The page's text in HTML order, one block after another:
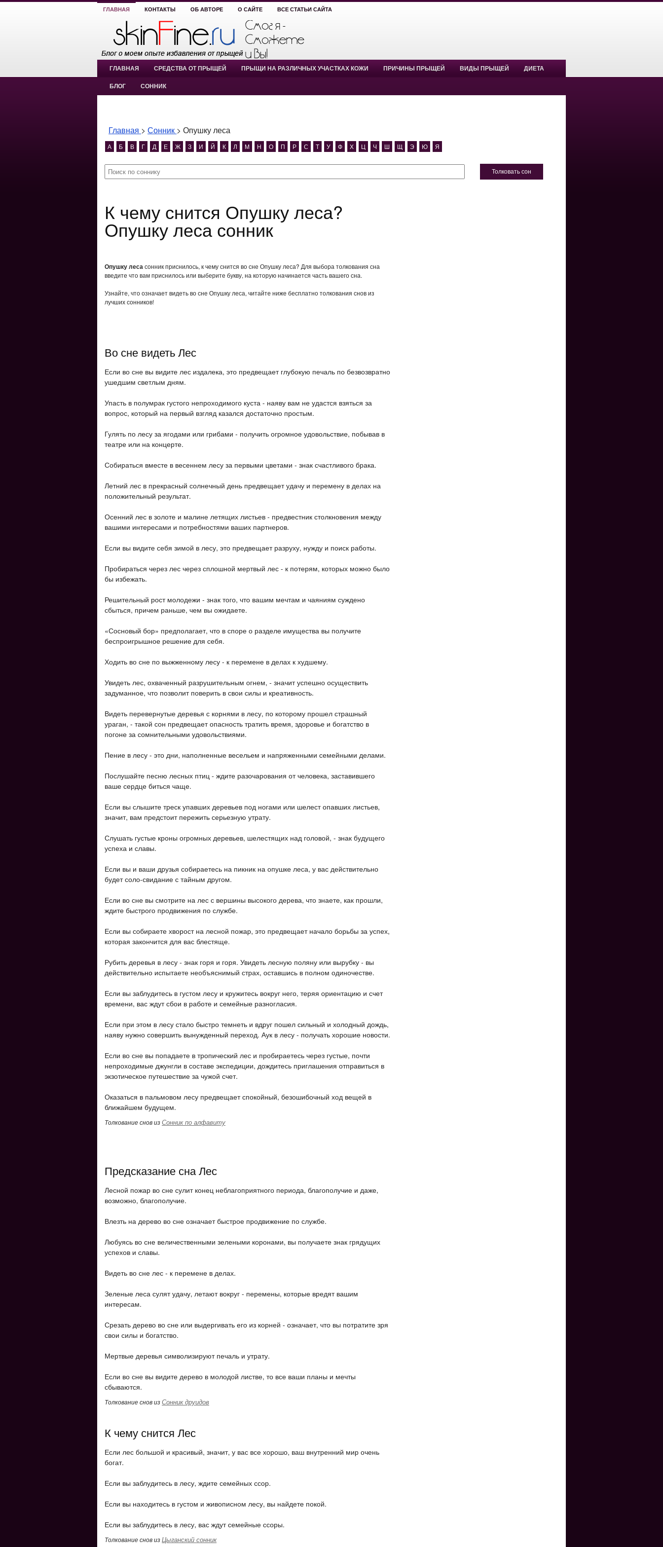
ГЛАВНАЯ КОНТАКТЫ ОБ АВТОРЕ О САЙТЕ ВСЕ СТАТЬИ САЙТА
ГЛАВНАЯ СРЕДСТВА ОТ ПРЫЩЕЙ ПРЫЩИ НА РАЗЛИЧНЫХ УЧАСТКАХ КОЖИ ПРИЧИНЫ ПРЫЩЕЙ ВИДЫ ПРЫЩЕЙ ДИЕТА
БЛОГ СОННИК
Главная > Сонник > Опушку леса
А Б В Г Д Е Ж З И Й К Л М Н О П Р С Т У Ф Х Ц Ч Ш Щ Э Ю Я
Толковать сон
К чему снится Опушку леса?
Опушку леса сонник
Опушку лесасонник приснилось, к чему снится во сне Опушку леса? Для выбора толкования сна
введите что вам приснилось или выберите букву, на которую начинается часть вашего сна.
Узнайте, что означает видеть во сне Опушку леса, читайте ниже бесплатно толкования снов из
лучших сонников!
Во сне видеть Лес
Если во сне вы видите лес издалека, это предвещает глубокую печаль по безвозвратно
ушедшим светлым дням.
Упасть в полумрак густого непроходимого куста - наяву вам не удастся взяться за
вопрос, который на первый взгляд казался достаточно простым.
Гулять по лесу за ягодами или грибами - получить огромное удовольствие, побывав в
театре или на концерте.
Собираться вместе в весеннем лесу за первыми цветами - знак счастливого брака.
Летний лес в прекрасный солнечный день предвещает удачу и перемену в делах на
положительный результат.
Осенний лес в золоте и малине летящих листьев - предвестник столкновения между
вашими интересами и потребностями ваших партнеров.
Если вы видите себя зимой в лесу, это предвещает разруху, нужду и поиск работы.
Пробираться через лес через сплошной мертвый лес - к потерям, которых можно было
бы избежать.
Решительный рост молодежи - знак того, что вашим мечтам и чаяниям суждено
сбыться, причем раньше, чем вы ожидаете.
«Сосновый бор» предполагает, что в споре о разделе имущества вы получите
беспроигрышное решение для себя.
Ходить во сне по выжженному лесу - к перемене в делах к худшему.
Увидеть лес, охваченный разрушительным огнем, - значит успешно осуществить
задуманное, что позволит поверить в свои силы и креативность.
Видеть перевернутые деревья с корнями в лесу, по которому прошел страшный
ураган, - такой сон предвещает опасность тратить время, здоровье и богатство в
погоне за сомнительными удовольствиями.
Пение в лесу - это дни, наполненные весельем и напряженными семейными делами.
Послушайте песню лесных птиц - ждите разочарования от человека, заставившего
ваше сердце биться чаще.
Если вы слышите треск упавших деревьев под ногами или шелест опавших листьев,
значит, вам предстоит пережить серьезную утрату.
Слушать густые кроны огромных деревьев, шелестящих над головой, - знак будущего
успеха и славы.
Если вы и ваши друзья собираетесь на пикник на опушке леса, у вас действительно
будет соло-свидание с тайным другом.
Если во сне вы смотрите на лес с вершины высокого дерева, что знаете, как прошли,
ждите быстрого продвижения по службе.
Если вы собираете хворост на лесной пожар, это предвещает начало борьбы за успех,
которая закончится для вас блестяще.
Рубить деревья в лесу - знак горя и горя. Увидеть лесную поляну или вырубку - вы
действительно испытаете необъяснимый страх, оставшись в полном одиночестве.
Если вы заблудитесь в густом лесу и кружитесь вокруг него, теряя ориентацию и счет
времени, вас ждут сбои в работе и семейные разногласия.
Если при этом в лесу стало быстро темнеть и вдруг пошел сильный и холодный дождь,
наяву нужно совершить вынужденный переход. Аук в лесу - получать хорошие новости.
Если во сне вы попадаете в тропический лес и пробираетесь через густые, почти
непроходимые джунгли в составе экспедиции, дождитесь приглашения отправиться в
экзотическое путешествие за чужой счет.
Оказаться в пальмовом лесу предвещает спокойный, безошибочный ход вещей в
ближайшем будущем.
Толкование снов изСонник по алфавиту
Предсказание сна Лес
Лесной пожар во сне сулит конец неблагоприятного периода, благополучие и даже,
возможно, благополучие.
Влезть на дерево во сне означает быстрое продвижение по службе.
Любуясь во сне величественными зелеными коронами, вы получаете знак грядущих
успехов и славы.
Видеть во сне лес - к перемене в делах.
Зеленые леса сулят удачу, летают вокруг - перемены, которые вредят вашим
интересам.
Срезать дерево во сне или выдергивать его из корней - означает, что вы потратите зря
свои силы и богатство.
Мертвые деревья символизируют печаль и утрату.
Если во сне вы видите дерево в молодой листве, то все ваши планы и мечты
сбываются.
Толкование снов изСонник друидов
К чему снится Лес
Если лес большой и красивый, значит, у вас все хорошо, ваш внутренний мир очень
богат.
Если вы заблудитесь в лесу, ждите семейных ссор.
Если вы находитесь в густом и живописном лесу, вы найдете покой.
Если вы заблудитесь в лесу, вас ждут семейные ссоры.
Толкование снов изЦыганский сонник